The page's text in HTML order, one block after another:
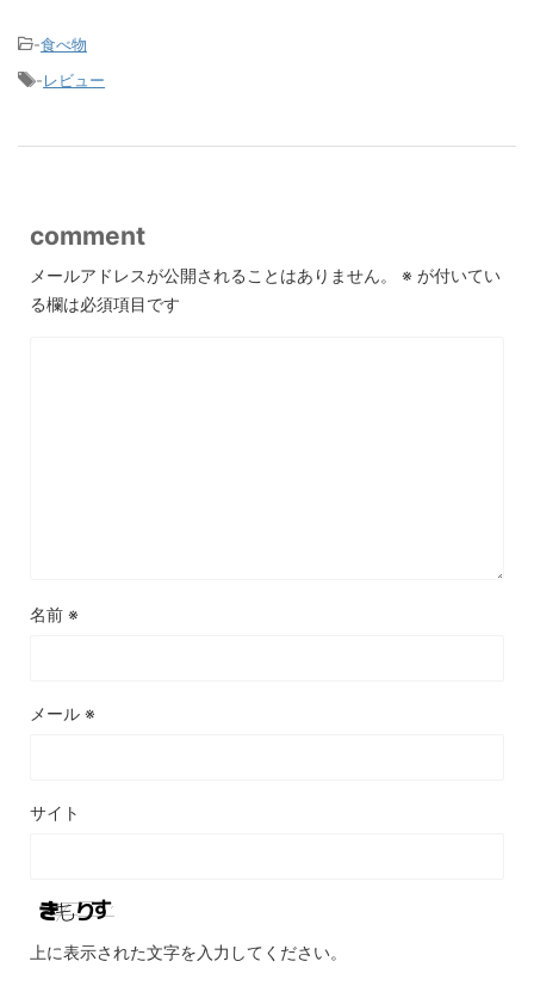
-食べ物
-レビュー
comment
メールアドレスが公開されることはありません。 ※ が付いてい
る欄は必須項目です
名前 ※
メール ※
サイト
上に表示された文字を入力してください。